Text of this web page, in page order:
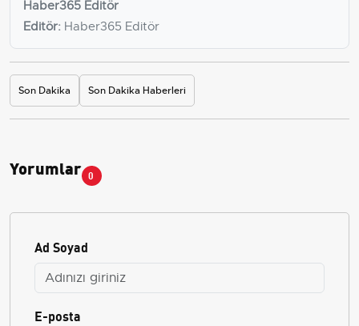
Haber365 Editör
Editör: Haber365 Editör
Son Dakika Son Dakika Haberleri
Yorumlar 0
Ad Soyad
E-posta